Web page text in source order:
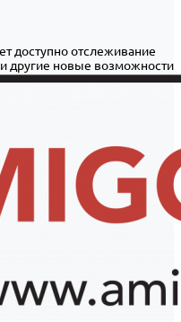
доступно отслеживание
другие новые возможности